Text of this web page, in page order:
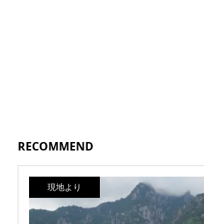
RECOMMEND
現地より